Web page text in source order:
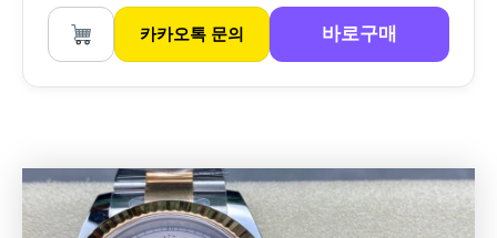
카카오톡 문의 바로구매